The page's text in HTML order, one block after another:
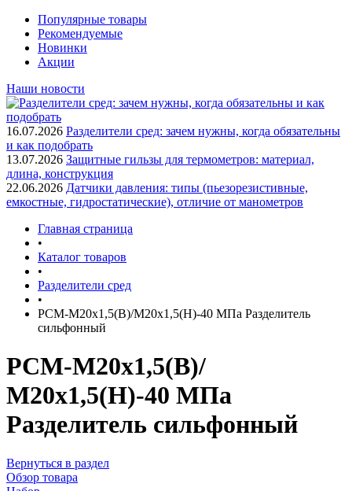
Популярные товары
Рекомендуемые
Новинки
Акции
Наши новости
16.07.2026 Разделители сред: зачем нужны, когда обязательны
и как подобрать
13.07.2026 Защитные гильзы для термометров: материал,
длина, конструкция
22.06.2026 Датчики давления: типы (пьезорезистивные,
емкостные, гидростатические), отличие от манометров
Главная страница
•
Каталог товаров
•
Разделители сред
•
РСМ-М20х1,5(В)/М20х1,5(Н)-40 МПа Разделитель
сильфонный
РСМ-М20х1,5(В)/
М20х1,5(Н)-40 МПа
Разделитель сильфонный
Вернуться в раздел
Обзор товара